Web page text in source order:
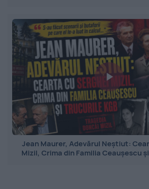
Jean Maurer, Adevărul Neștiut:
Mizil, Crima din Familia Ceaușescu